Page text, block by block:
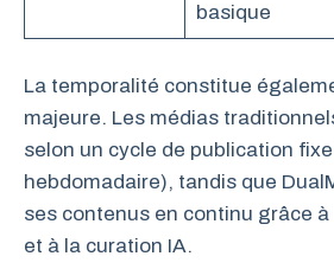
basique
La temporalité constitue
majeure. Les médias
selon un cycle de publication
hebdomadaire), tandis que
ses contenus en continu grâce à
et à la curation IA.